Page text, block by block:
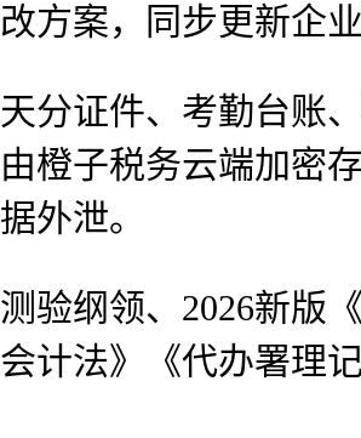
方案，同步更新企
证件、考勤台账、
橙子税务云端加密
外泄。
纲领、2026新版
计法》《代办署理